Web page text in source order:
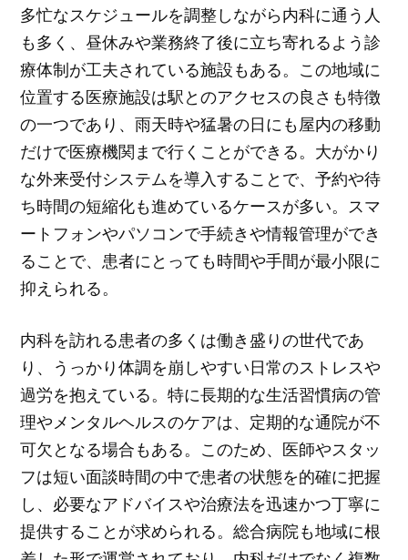
多忙なスケジュールを調整しながら内科に通う人
も多く、昼休みや業務終了後に立ち寄れるよう診
療体制が工夫されている施設もある。この地域に
位置する医療施設は駅とのアクセスの良さも特徴
の一つであり、雨天時や猛暑の日にも屋内の移動
だけで医療機関まで行くことができる。大がかり
な外来受付システムを導入することで、予約や待
ち時間の短縮化も進めているケースが多い。スマ
ートフォンやパソコンで手続きや情報管理ができ
ることで、患者にとっても時間や手間が最小限に
抑えられる。
内科を訪れる患者の多くは働き盛りの世代であ
り、うっかり体調を崩しやすい日常のストレスや
過労を抱えている。特に長期的な生活習慣病の管
理やメンタルヘルスのケアは、定期的な通院が不
可欠となる場合もある。このため、医師やスタッ
フは短い面談時間の中で患者の状態を的確に把握
し、必要なアドバイスや治療法を迅速かつ丁寧に
提供することが求められる。総合病院も地域に根